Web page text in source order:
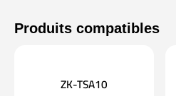
ZK-TSA10